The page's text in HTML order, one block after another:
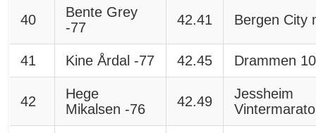
40
Bente Grey
-77
42.41 Bergen City
41 Kine Årdal -77 42.45 Drammen
42
Hege
Mikalsen -76
42.49
Jessheim